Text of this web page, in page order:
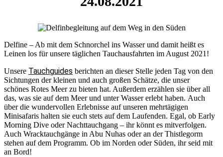
Delfine – Ab mit dem Schnorchel ins Wasser und damit heißt es
Leinen los für unsere täglichen Tauchausfahrten im August 2021!
Unsere Tauchguides berichten an dieser Stelle jeden Tag von den
Sichtungen der kleinen und auch großen Schätze, die unser
schönes Rotes Meer zu bieten hat. Außerdem erzählen sie über all
das, was sie auf dem Meer und unter Wasser erlebt haben. Auch
über die wundervollen Erlebnisse auf unseren mehrtägigen
Minisafaris halten sie euch stets auf dem Laufenden. Egal, ob Early
Morning Dive oder Nachttauchgang – ihr könnt es mitverfolgen.
Auch Wracktauchgänge in Abu Nuhas oder an der Thistlegorm
stehen auf dem Programm. Ob im Norden oder Süden, ihr seid mit
an Bord!